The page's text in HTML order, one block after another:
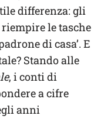
differenza: gli
le tasche
di casa’. E
Stando alle
, i conti di
a cifre
anni